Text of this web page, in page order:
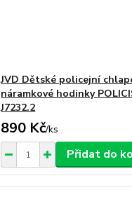
JVD Dětské policejní
náramkové hodinky
J7232.2
890 Kč/ks
Přidat do